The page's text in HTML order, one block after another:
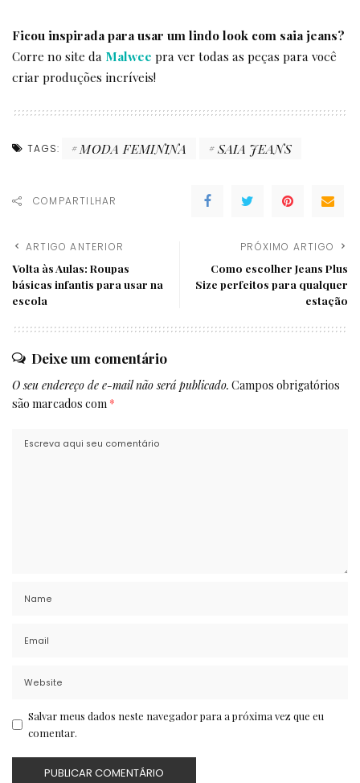
Ficou inspirada para usar um lindo look com saia jeans?
Corre no site da Malwee pra ver todas as peças para você
criar produções incríveis!
TAGS: MODA FEMININA SAIA JEANS
COMPARTILHAR
ARTIGO ANTERIOR
Volta às Aulas: Roupas
básicas infantis para usar na
escola
PRÓXIMO ARTIGO
Como escolher Jeans Plus
Size perfeitos para qualquer
estação
Deixe um comentário
O seu endereço de e-mail não será publicado. Campos obrigatórios
são marcados com *
Salvar meus dados neste navegador para a próxima vez que eu
comentar.